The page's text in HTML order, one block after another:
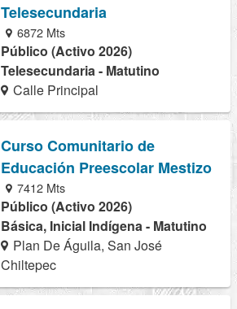
Telesecundaria
6872 Mts
Público (Activo 2026)
Telesecundaria - Matutino
Calle Principal
Curso Comunitario de
Educación Preescolar Mestizo
7412 Mts
Público (Activo 2026)
Básica, Inicial Indígena - Matutino
Plan De Águila, San José
Chiltepec